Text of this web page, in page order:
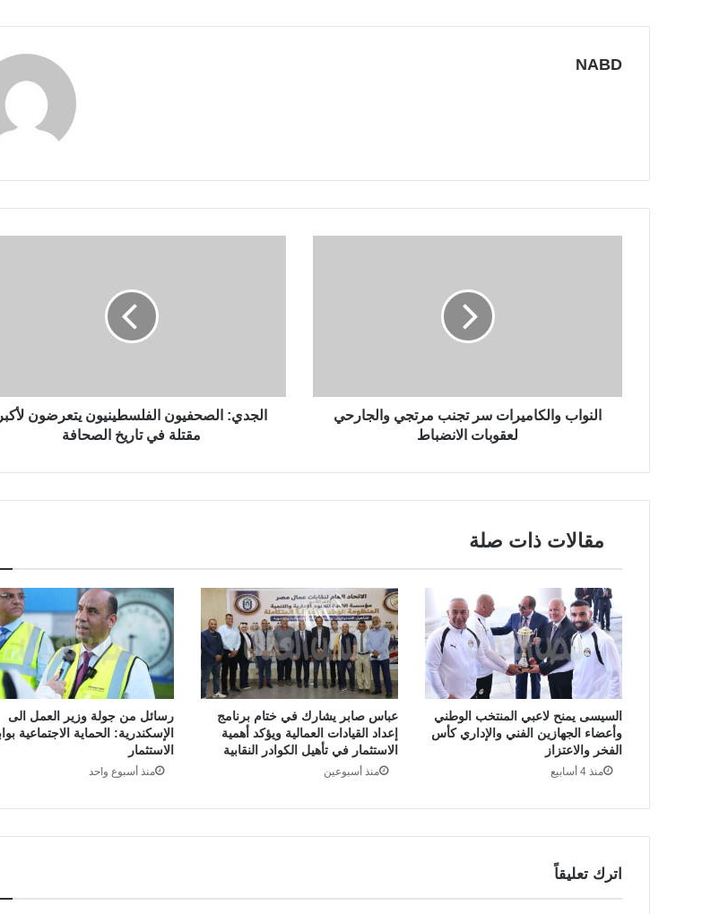
NABD
الجدي: الصحفيون الفلسطينيون يتعرضون لأكبر
مقتلة في تاريخ الصحافة
النواب والكاميرات سر تجنب مرتجي والجارحي
لعقوبات الانضباط
مقالات ذات صلة
رسائل من جولة وزير العمل الى
الإسكندرية: الحماية الاجتماعية
الاستثمار
منذ أسبوع واحد
عباس صابر يشارك في ختام برنامج
إعداد القيادات العمالية ويؤكد أهمية
الاستثمار في تأهيل الكوادر النقابية
منذ أسبوعين
السيسى يمنح لاعبي المنتخب الوطني
وأعضاء الجهازين الفني والإداري كأس
الفخر والاعتزاز
منذ 4 أسابيع
اترك تعليقاً